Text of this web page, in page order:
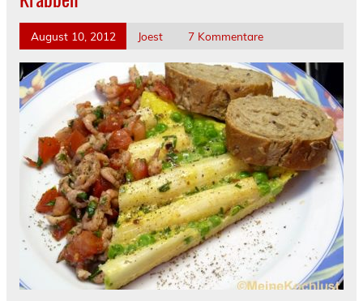
August 10, 2012 Joest 7 Kommentare